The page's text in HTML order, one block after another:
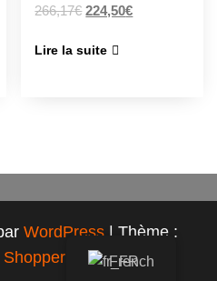
266,17€ 224,50€
Lire la suite
WordPress | Thème :
Shopper
French